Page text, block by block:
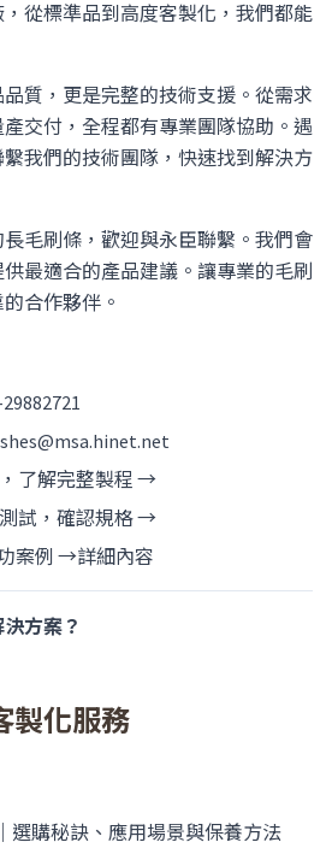
從標準品到高度客製化，我們都能
質，更是完整的技術支援。從需求
交付，全程都有專業團隊協助。遇
我們的技術團隊，快速找到解決方
毛刷條，歡迎與永臣聯繫。我們會
最適合的產品建議。讓專業的毛刷
合作夥伴。
了解完整製程 →
試，確認規格 →
案例 →詳細內容
方案？
製化服務
選購秘訣、應用場景與保養方法